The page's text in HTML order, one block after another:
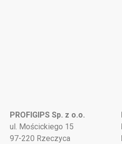
PROFIGIPS Sp. z o.o.
ul. Mościckiego 15
97-220 Rzeczyca